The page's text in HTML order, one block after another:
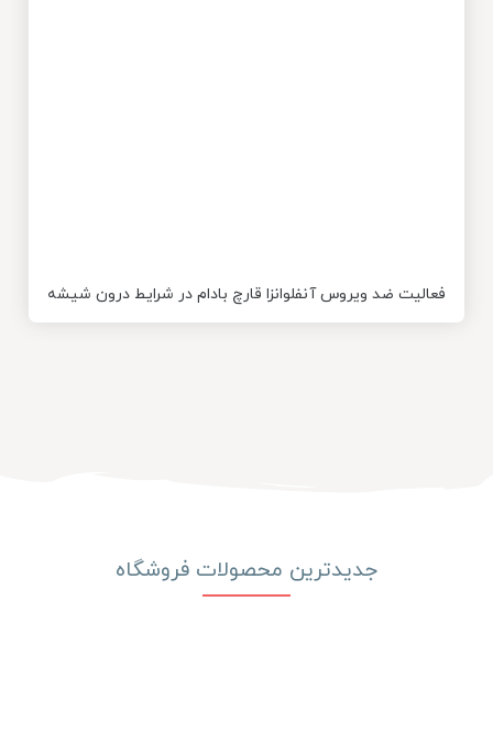
فعالیت ضد ویروس آنفلوانزا قارچ بادام در شرایط درون شیشه
جدیدترین محصولات فروشگاه